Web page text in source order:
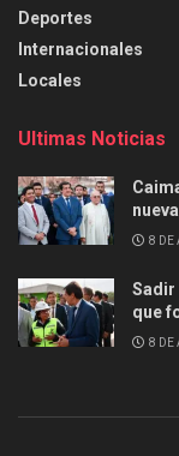
Deportes
Internacionales
Locales
Ultimas Noticias
8 DE
Sadir
que
8 DE